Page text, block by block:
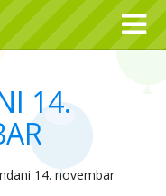
14.
14. novembar